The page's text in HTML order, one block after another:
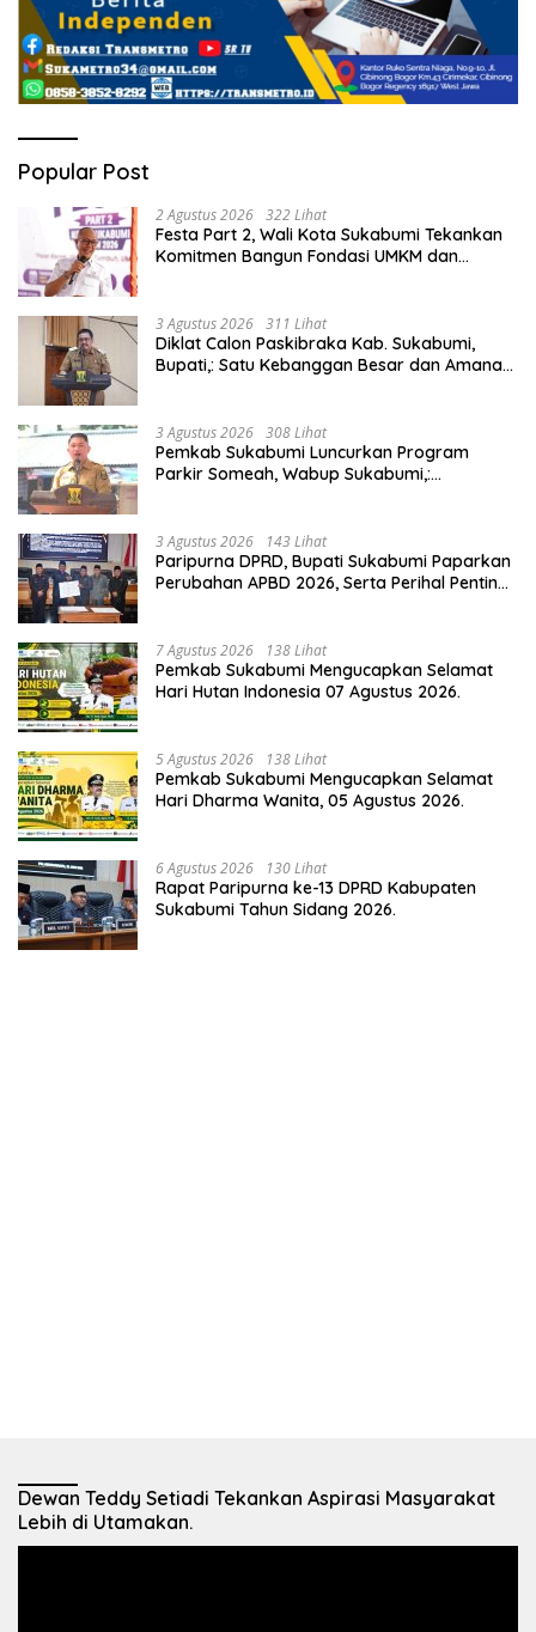
Popular Post
2 Agustus 2026 322 Lihat
Festa Part 2, Wali Kota Sukabumi Tekankan
Komitmen Bangun Fondasi UMKM dan
3 Agustus 2026 311 Lihat
Diklat Calon Paskibraka Kab. Sukabumi,
Bupati,: Satu Kebanggan Besar dan Amanah
3 Agustus 2026 308 Lihat
Pemkab Sukabumi Luncurkan Program
Parkir Someah, Wabup Sukabumi,:
3 Agustus 2026 143 Lihat
Paripurna DPRD, Bupati Sukabumi Paparkan
Perubahan APBD 2026, Serta Perihal Penting
7 Agustus 2026 138 Lihat
Pemkab Sukabumi Mengucapkan Selamat
Hari Hutan Indonesia 07 Agustus 2026.
5 Agustus 2026 138 Lihat
Pemkab Sukabumi Mengucapkan Selamat
Hari Dharma Wanita, 05 Agustus 2026.
6 Agustus 2026 130 Lihat
Rapat Paripurna ke-13 DPRD Kabupaten
Sukabumi Tahun Sidang 2026.
Dewan Teddy Setiadi Tekankan Aspirasi Masyarakat
Lebih di Utamakan.